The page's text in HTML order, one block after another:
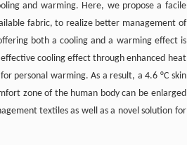
and warming. Here, we propose a facile
fabric, to realize better management of
both a cooling and a warming effect is
cooling effect through enhanced heat
personal warming. As a result, a 4.6 °C skin
zone of the human body can be enlarged
textiles as well as a novel solution for